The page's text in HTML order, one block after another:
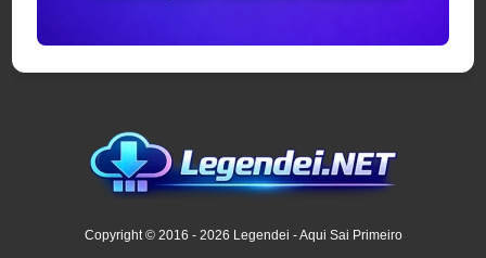
Copyright © 2016 - 2026 Legendei - Aqui Sai Primeiro